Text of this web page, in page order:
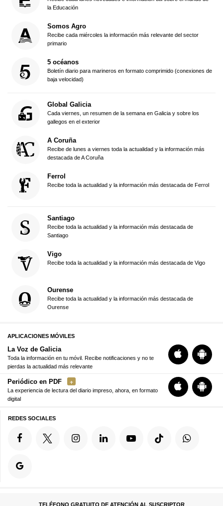
la Educación
Somos Agro
Recibe cada miércoles la información más relevante del sector
primario
5 océanos
Boletín diario para marineros en formato comprimido (conexiones de
baja velocidad)
Global Galicia
Cada viernes, un resumen de la semana en Galicia y sobre los
gallegos en el exterior
A Coruña
Recibe de lunes a viernes toda la actualidad y la información más
destacada de A Coruña
Ferrol
Recibe toda la actualidad y la información más destacada de Ferrol
Santiago
Recibe toda la actualidad y la información más destacada de
Santiago
Vigo
Recibe toda la actualidad y la información más destacada de Vigo
Ourense
Recibe toda la actualidad y la información más destacada de
Ourense
APLICACIONES MÓVILES
La Voz de Galicia
Toda la información en tu móvil. Recibe notificaciones y no te
pierdas la actualidad más relevante
Periódico en PDF
La experiencia de lectura del diario impreso, ahora, en formato
digital
REDES SOCIALES
TELÉFONO GRATUITO DE ATENCIÓN AL SUSCRIPTOR